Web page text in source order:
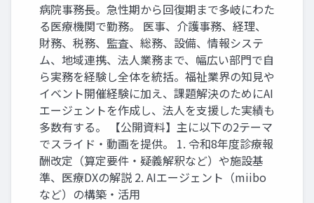
病院事務長。急性期から回復期まで多岐にわた
る医療機関で勤務。 医事、介護事務、経理、
財務、税務、監査、総務、設備、情報システ
ム、地域連携、法人業務まで、幅広い部門で自
ら実務を経験し全体を統括。福祉業界の知見や
イベント開催経験に加え、課題解決のためにAI
エージェントを作成し、法人を支援した実績も
多数有する。 【公開資料】主に以下の2テーマ
でスライド・動画を提供。 1. 令和8年度診療報
酬改定（算定要件・疑義解釈など）や施設基
準、医療DXの解説 2. AIエージェント（miibo
など）の構築・活用